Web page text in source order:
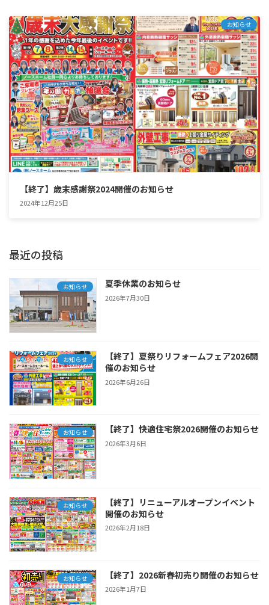
お知らせ
【終了】歳末感謝祭2024開催のお知らせ
2024年12月25日
最近の投稿
お知らせ 夏季休業のお知らせ
2026年7月30日
お知らせ
【終了】夏祭りリフォームフェア2026開
催のお知らせ
2026年6月26日
お知らせ 【終了】快適住宅祭2026開催のお知らせ
2026年3月6日
お知らせ
【終了】リニューアルオープンイベント
開催のお知らせ
2026年2月18日
お知らせ 【終了】2026新春初売り開催のお知らせ
2026年1月7日